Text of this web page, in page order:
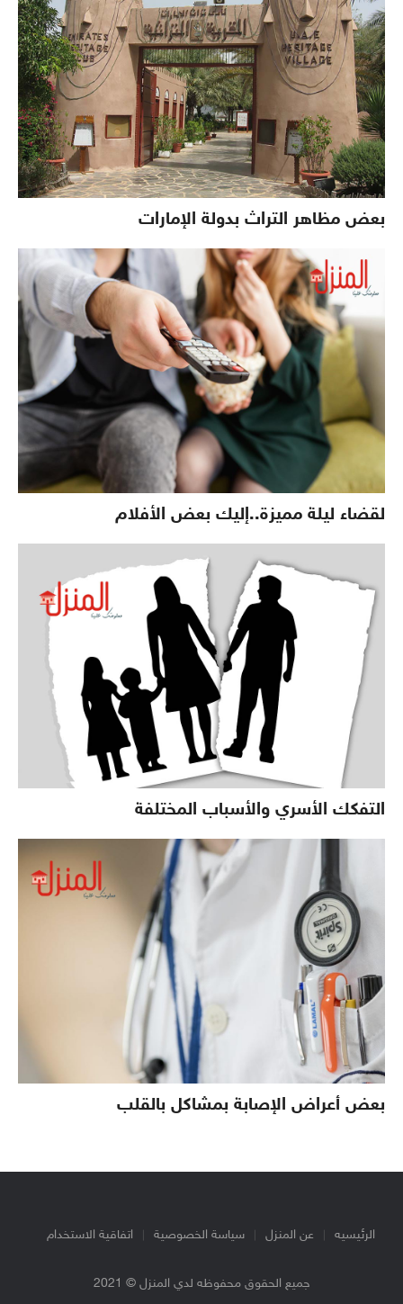
بعض مظاهر التراث بدولة الإمارات
لقضاء ليلة مميزة..إليك بعض الأفلام
التفكك الأسري والأسباب المختلفة
بعض أعراض الإصابة بمشاكل بالقلب
الرئيسيه عن المنزل سياسة الخصوصية اتفاقية الاستخدام
جميع الحقوق محفوظه لدي المنزل © 2021